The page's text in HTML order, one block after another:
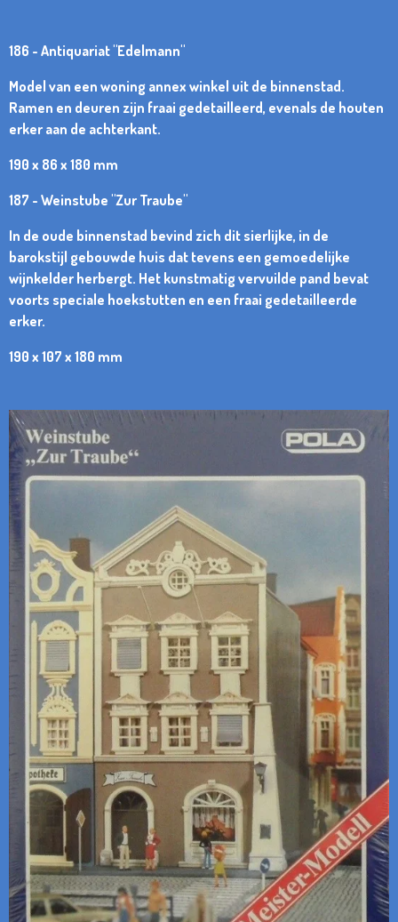
186 - Antiquariat "Edelmann"
Model van een woning annex winkel uit de binnenstad.
Ramen en deuren zijn fraai gedetailleerd, evenals de houten
erker aan de achterkant.
190 x 86 x 180 mm
187 - Weinstube "Zur Traube"
In de oude binnenstad bevind zich dit sierlijke, in de
barokstijl gebouwde huis dat tevens een gemoedelijke
wijnkelder herbergt. Het kunstmatig vervuilde pand bevat
voorts speciale hoekstutten en een fraai gedetailleerde
erker.
190 x 107 x 180 mm